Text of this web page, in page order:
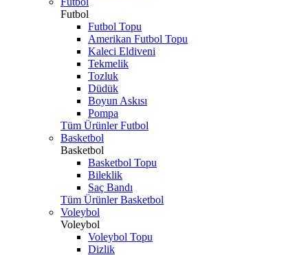
Futbol
Futbol Topu
Amerikan Futbol Topu
Kaleci Eldiveni
Tekmelik
Tozluk
Düdük
Boyun Askısı
Pompa
Tüm Ürünler Futbol
Basketbol
Basketbol
Basketbol Topu
Bileklik
Saç Bandı
Tüm Ürünler Basketbol
Voleybol
Voleybol
Voleybol Topu
Dizlik